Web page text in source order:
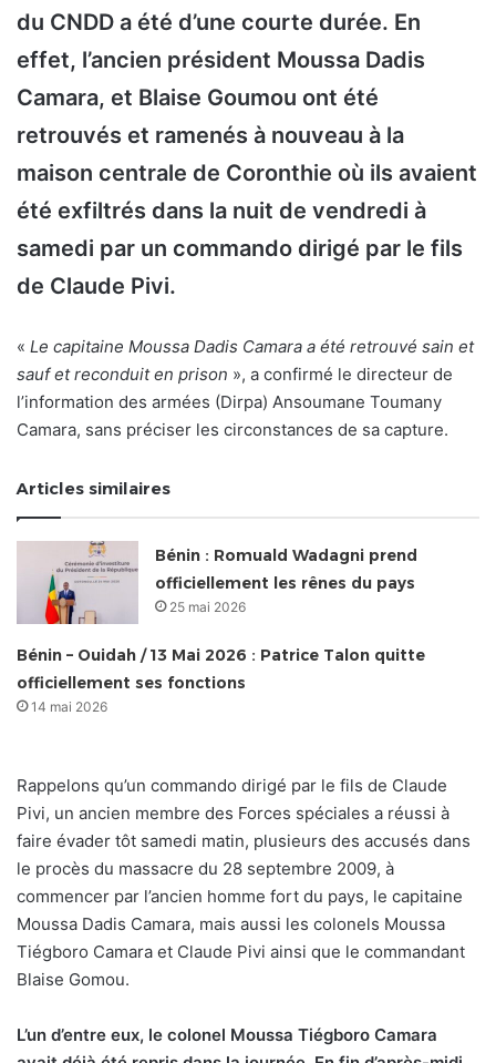
du CNDD a été d’une courte durée. En
effet, l’ancien président Moussa Dadis
Camara, et Blaise Goumou ont été
retrouvés et ramenés à nouveau à la
maison centrale de Coronthie où ils avaient
été exfiltrés dans la nuit de vendredi à
samedi par un commando dirigé par le fils
de Claude Pivi.
« Le capitaine Moussa Dadis Camara a été retrouvé sain et
sauf et reconduit en prison », a confirmé le directeur de
l’information des armées (Dirpa) Ansoumane Toumany
Camara, sans préciser les circonstances de sa capture.
Articles similaires
Bénin : Romuald Wadagni prend
officiellement les rênes du pays
25 mai 2026
Bénin – Ouidah / 13 Mai 2026 : Patrice Talon quitte
officiellement ses fonctions
14 mai 2026
Rappelons qu’un commando dirigé par le fils de Claude
Pivi, un ancien membre des Forces spéciales a réussi à
faire évader tôt samedi matin, plusieurs des accusés dans
le procès du massacre du 28 septembre 2009, à
commencer par l’ancien homme fort du pays, le capitaine
Moussa Dadis Camara, mais aussi les colonels Moussa
Tiégboro Camara et Claude Pivi ainsi que le commandant
Blaise Gomou.
L’un d’entre eux, le colonel Moussa Tiégboro Camara